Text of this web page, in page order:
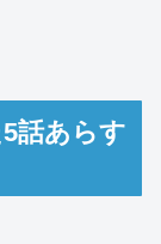
話あらす